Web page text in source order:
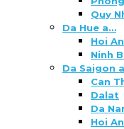
Quy
Da Hue a…
Hoi An
Ninh
Da Saigon
Can
Dalat
Da
Hoi An